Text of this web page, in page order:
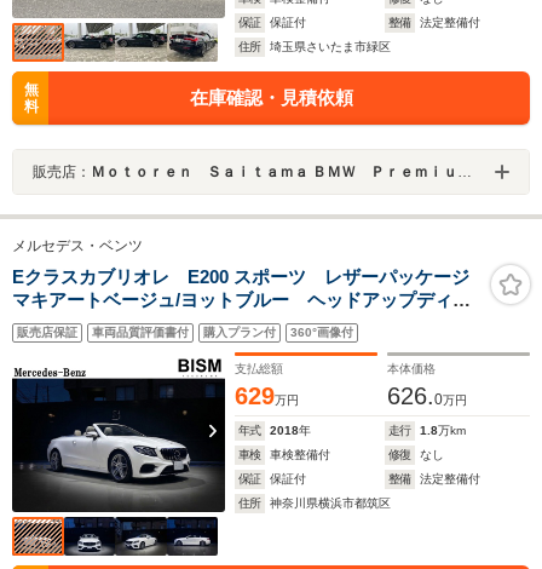
保証
保証付 整備
法定整備付
住所
埼玉県さいたま市緑区
無
料
在庫確認・見積依頼
販売店： Ｍｏｔｏｒｅｎ Ｓａｉｔａｍａ ＢＭＷ Ｐｒｅｍｉｕｍ Ｓｅｌｅｃｔｉｏｎ 浦和美園
メルセデス・ベンツ
Eクラスカブリオレ E200 スポーツ レザーパッケージ
マキアートベージュ/ヨットブルー ヘッドアップディス
プレイ 全周囲カメラ バリオルーフ レーダーセーフ
ティ パフュームアトマイザー ブルメスターサウン
ド AMG19インチホイール 禁煙
販売店保証 車両品質評価書付 購入プラン付 360°画像付
支払総額
629万円
本体価格
626.0万円
年式 2018年 走行 1.8万km
車検
車検整備付 修復
なし
保証
保証付 整備
法定整備付
住所
神奈川県横浜市都筑区